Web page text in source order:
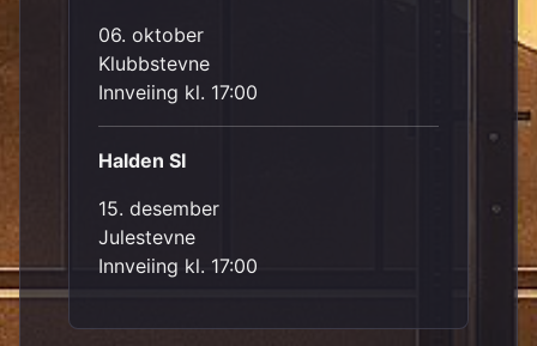
06. oktober
Klubbstevne
Innveiing kl. 17:00
Halden SI
15. desember
Julestevne
Innveiing kl. 17:00